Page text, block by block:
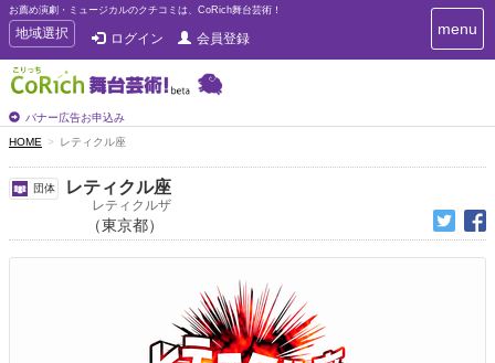
お薦め演劇・ミュージカルのクチコミは、CoRich舞台芸術！
T
o
g
g
e
n
a
v
i
a
t
地域選択 ログイン 会員登録
バナー広告お申込み
T
o
i
menu
HOME レティクル座
団体 レティクル座
レティクルザ
（東京都）